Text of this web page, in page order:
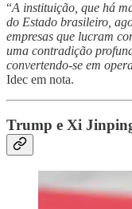
“A instituição, que há
do Estado brasileiro,
empresas que lucram
uma contradição
convertendo-se em
Idec em nota.
Trump e Xi